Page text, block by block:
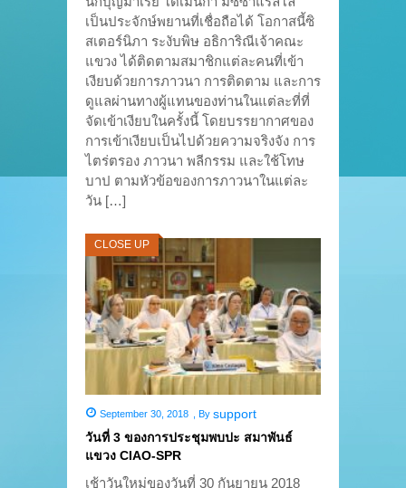
เป็นประจักษ์พยานที่เชื่อถือได้ โอกาสนี้ซิ
สเตอร์นิภา ระงับพิษ อธิการิณีเจ้าคณะ
แขวง ได้ติดตามสมาชิกแต่ละคนที่เข้า
เงียบด้วยการภาวนา การติดตาม และการ
ดูแลผ่านทางผู้แทนของท่านในแต่ละที่ที่
จัดเข้าเงียบในครั้งนี้ โดยบรรยากาศของ
การเข้าเงียบเป็นไปด้วยความจริงจัง การ
ไตร่ตรอง ภาวนา พลีกรรม และใช้โทษ
บาป ตามหัวข้อของการภาวนาในแต่ละ
วัน […]
CLOSE UP
September 30, 2018 By support
วันที่ 3 ของการประชุมพบปะ สมาพันธ์
แขวง CIAO-SPR
เช้าวันใหม่ของวันที่ 30 กันยายน 2018